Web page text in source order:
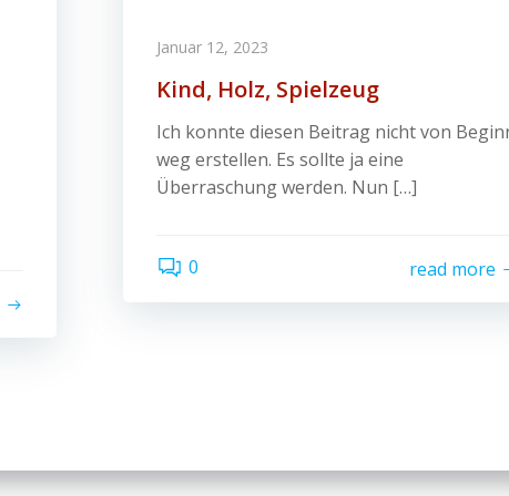
Januar 12, 2023
Kind, Holz, Spielzeug
Ich konnte diesen Beitrag nicht von
weg erstellen. Es sollte ja eine
Überraschung werden. Nun […]
0 read more